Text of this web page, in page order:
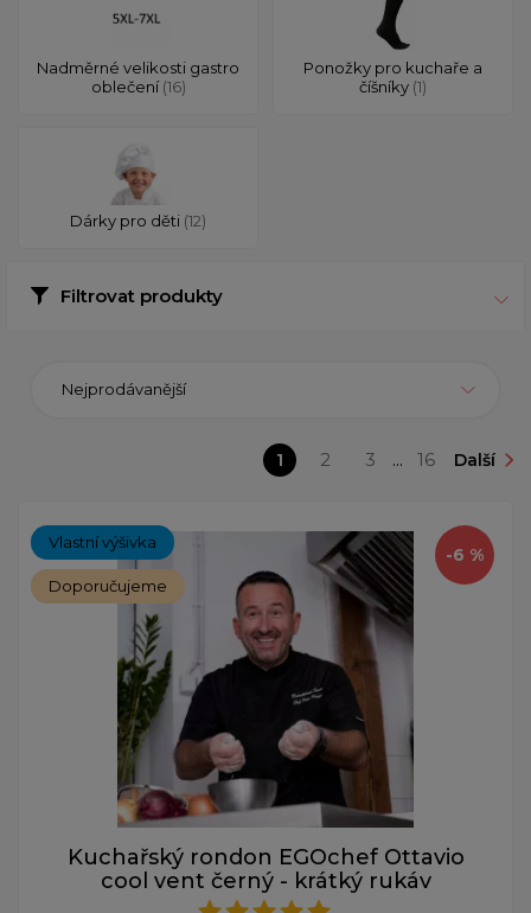
Nadměrné velikosti gastro
oblečení(16)
Ponožky pro kuchaře a
číšníky (1)
Dárky pro děti (12)
Filtrovat produkty
Nejprodávanější
1 2 3 ... 16 Další
-6 %
Vlastní výšivka
Doporučujeme
Kuchařský rondon EGOchef Ottavio
cool vent černý - krátký rukáv